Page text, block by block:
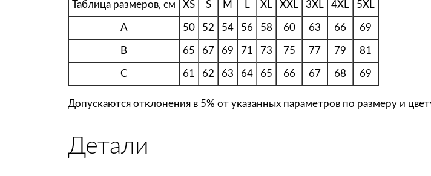
о
т
Таблица размеров, см XS S M L XL XXL 3XL 4XL 5XL
A 50 52 54 56 58 60 63 66 69
B 65 67 69 71 73 75 77 79 81
C 61 62 63 64 65 66 67 68 69
Допускаются отклонения в 5% от указанных параметров по размеру и
Детали